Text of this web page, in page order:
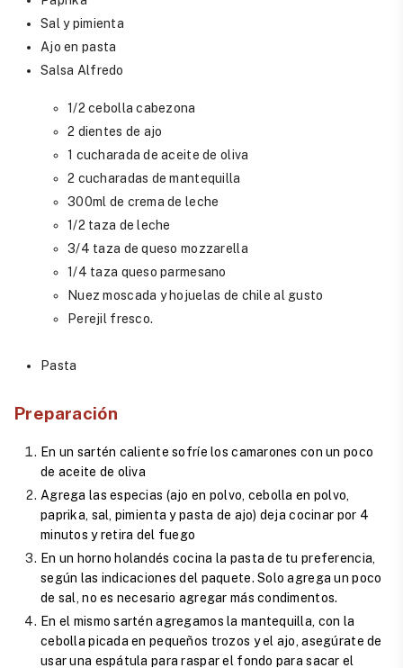
Sal y pimienta
Ajo en pasta
Salsa Alfredo
1/2 cebolla cabezona
2 dientes de ajo
1 cucharada de aceite de oliva
2 cucharadas de mantequilla
300ml de crema de leche
1/2 taza de leche
3/4 taza de queso mozzarella
1/4 taza queso parmesano
Nuez moscada y hojuelas de chile al gusto
Perejil fresco.
Pasta
Preparación
En un sartén caliente sofríe los camarones con un poco
de aceite de oliva
Agrega las especias (ajo en polvo, cebolla en polvo,
paprika, sal, pimienta y pasta de ajo) deja cocinar por 4
minutos y retira del fuego
En un horno holandés cocina la pasta de tu preferencia,
según las indicaciones del paquete. Solo agrega un poco
de sal, no es necesario agregar más condimentos.
En el mismo sartén agregamos la mantequilla, con la
cebolla picada en pequeños trozos y el ajo, asegúrate de
usar una espátula para raspar el fondo para sacar el